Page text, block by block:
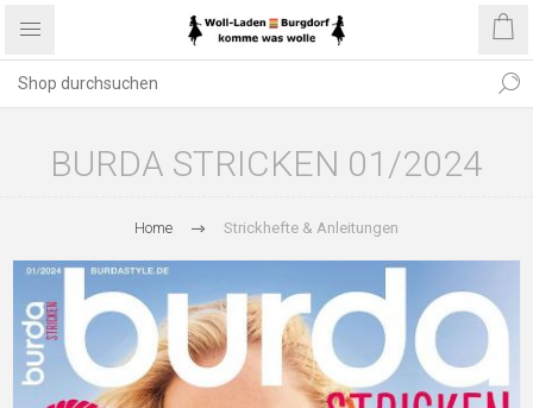
BURDA STRICKEN 01/2024
Home Strickhefte & Anleitungen